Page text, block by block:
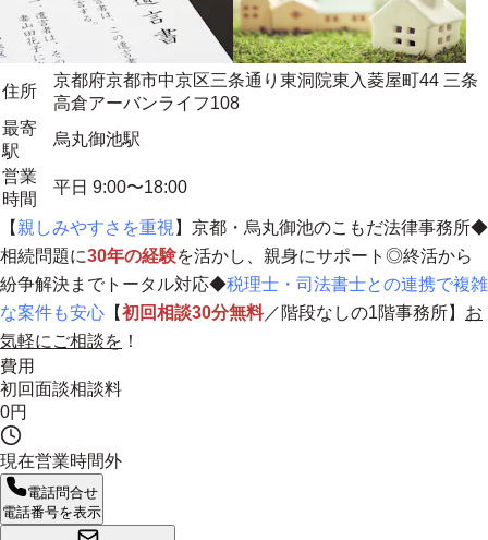
住所
京都府京都市中京区三条通り東洞院東入菱屋町44 三条
高倉アーバンライフ108
最寄
駅
烏丸御池駅
営業
時間
平日 9:00〜18:00
【 親しみやすさを重視 】京都・烏丸御池のこもだ法律事務所◆
相続問題に30年の経験を活かし、 親身にサポート ◎終活から
紛争解決までトータル対応◆税理士・司法書士との連携で複雑
な案件も安心 【初回相談30分無料／階段なしの1階事務所】 お
気軽にご相談を ！
費用
初回面談相談料
0円
現在営業時間外
電話問合せ
電話番号を表示